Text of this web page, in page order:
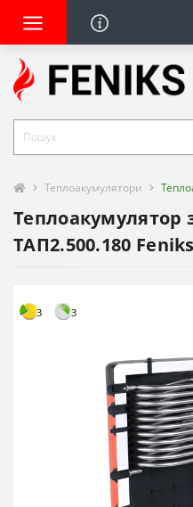
Теплоакумулятори
Теплоакумулятор
ТАП2.500.180 Feniks
3 3